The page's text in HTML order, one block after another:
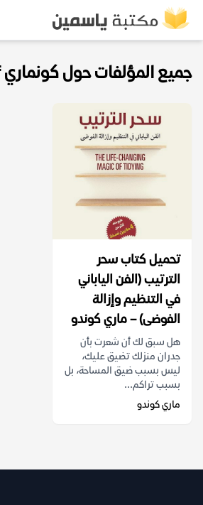
جميع المؤلفات حول كونماري pdf
تحميل كتاب سحر
الترتيب (الفن الياباني
في التنظيم وإزالة
الفوضى) – ماري كوندو
هل سبق لك أن شعرت بأن
جدران منزلك تضيق عليك،
ليس بسبب ضيق المساحة، بل
بسبب تراكم...
ماري كوندو